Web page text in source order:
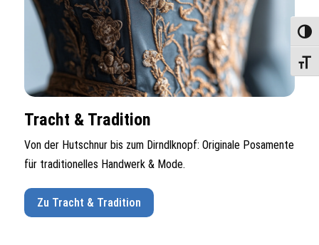
Tracht & Tradition
Von der Hutschnur bis zum Dirndlknopf: Originale Posamente
für traditionelles Handwerk & Mode.
Zu Tracht & Tradition